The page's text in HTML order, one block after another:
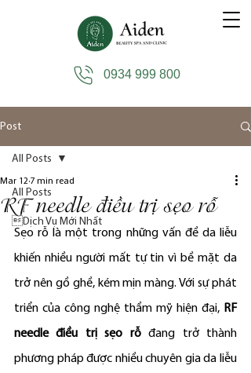
0934 999 800
Post
All Posts
Dịch Vụ Mới Nhất
All Posts
RF needle điều trị sẹo rỗ
Mar 12 7 min read
Sẹo rỗ là một trong những vấn đề da liễu
khiến nhiều người mất tự tin vì bề mặt da
trở nên gồ ghề, kém mịn màng. Với sự phát
triển của công nghệ thẩm mỹ hiện đại, RF
needle điều trị sẹo rỗ đang trở thành
phương pháp được nhiều chuyên gia da liễu